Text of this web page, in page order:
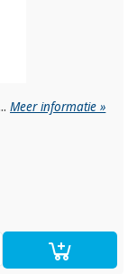
Meer informatie »